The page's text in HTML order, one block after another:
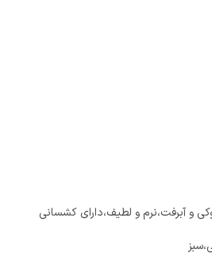
و آبرفت،نرم و لطیف،دارای کشسانی